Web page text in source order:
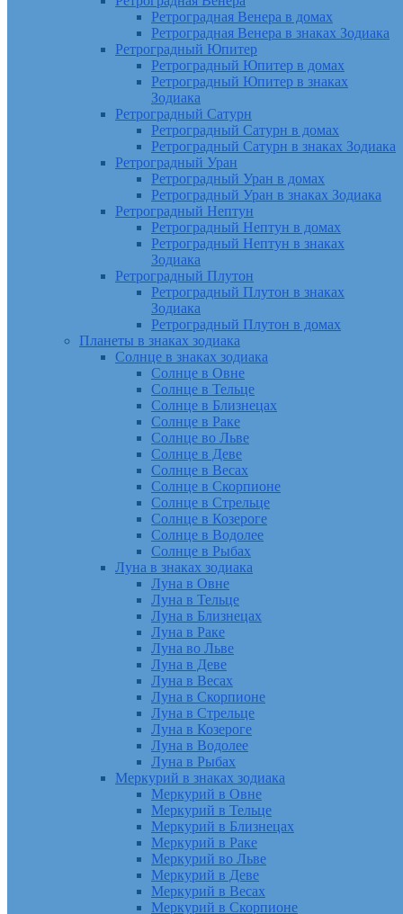
Ретроградная Венера в домах
Ретроградная Венера в знаках Зодиака
Ретроградный Юпитер
Ретроградный Юпитер в домах
Ретроградный Юпитер в знаках
Зодиака
Ретроградный Сатурн
Ретроградный Сатурн в домах
Ретроградный Сатурн в знаках Зодиака
Ретроградный Уран
Ретроградный Уран в домах
Ретроградный Уран в знаках Зодиака
Ретроградный Нептун
Ретроградный Нептун в домах
Ретроградный Нептун в знаках
Зодиака
Ретроградный Плутон
Ретроградный Плутон в знаках
Зодиака
Ретроградный Плутон в домах
Планеты в знаках зодиака
Солнце в знаках зодиака
Солнце в Овне
Солнце в Тельце
Солнце в Близнецах
Солнце в Раке
Солнце во Льве
Солнце в Деве
Солнце в Весах
Солнце в Скорпионе
Солнце в Стрельце
Солнце в Козероге
Солнце в Водолее
Солнце в Рыбах
Луна в знаках зодиака
Луна в Овне
Луна в Тельце
Луна в Близнецах
Луна в Раке
Луна во Льве
Луна в Деве
Луна в Весах
Луна в Скорпионе
Луна в Стрельце
Луна в Козероге
Луна в Водолее
Луна в Рыбах
Меркурий в знаках зодиака
Меркурий в Овне
Меркурий в Тельце
Меркурий в Близнецах
Меркурий в Раке
Меркурий во Льве
Меркурий в Деве
Меркурий в Весах
Меркурий в Скорпионе